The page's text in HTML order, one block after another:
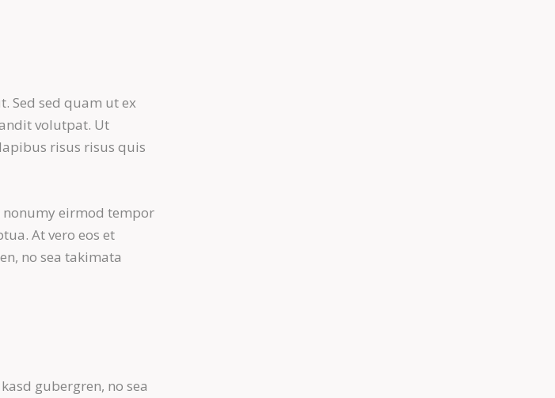
Sed sed quam ut ex
volutpat. Ut
risus risus quis
eirmod tempor
At vero eos et
no sea takimata
gubergren, no sea